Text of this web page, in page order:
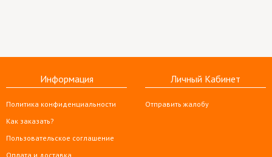
Информация
Политика конфиденциальности
Как заказать?
Пользовательское соглашение
Оплата и доставка
Личный Кабинет
Отправить жалобу